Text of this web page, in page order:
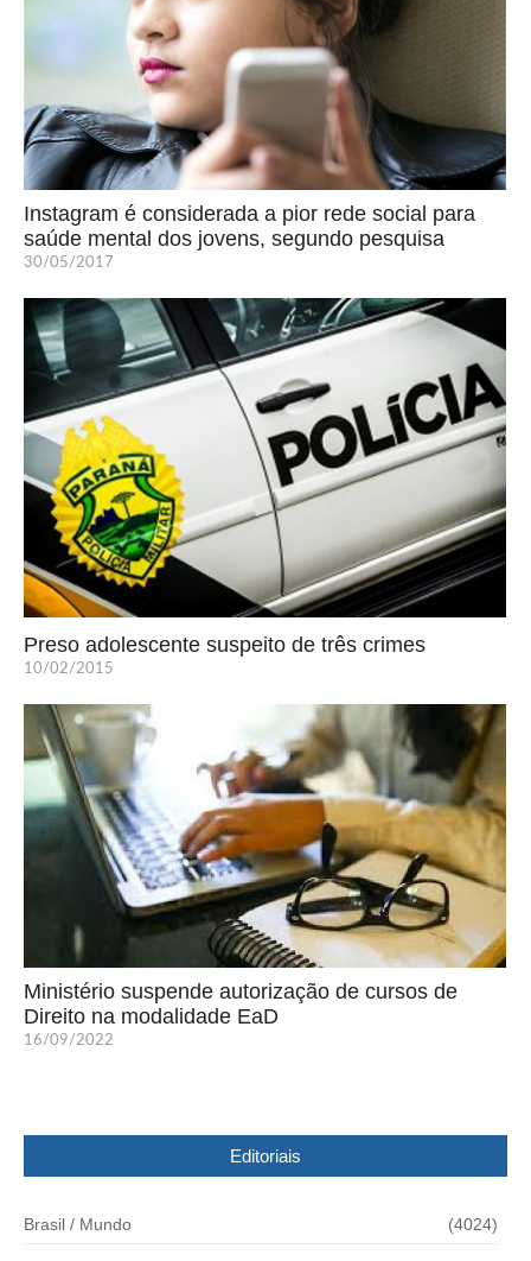
Instagram é considerada a pior rede social para
saúde mental dos jovens, segundo pesquisa
30/05/2017
Preso adolescente suspeito de três crimes
10/02/2015
Ministério suspende autorização de cursos de
Direito na modalidade EaD
16/09/2022
Editoriais
Brasil / Mundo (4024)